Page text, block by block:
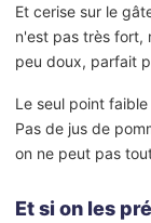
Et cerise sur le
n'est pas très fort,
peu doux, parfait
Le seul point
Pas de jus de
on ne peut pas
Et si on les